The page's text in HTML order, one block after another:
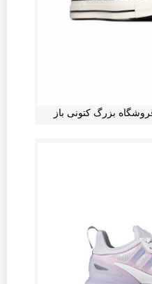
بزرگ کتونی باز